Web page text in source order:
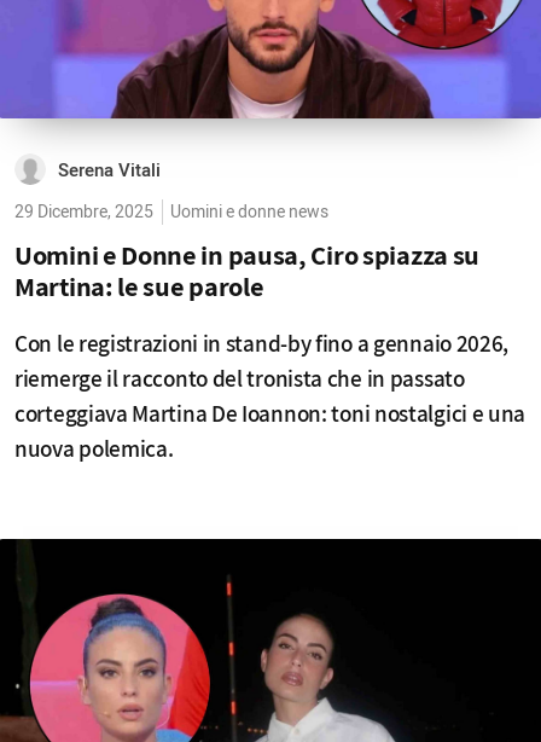
Serena Vitali
29 Dicembre, 2025 Uomini e donne news
Uomini e Donne in pausa, Ciro spiazza su
Martina: le sue parole
Con le registrazioni in stand-by fino a gennaio 2026,
riemerge il racconto del tronista che in passato
corteggiava Martina De Ioannon: toni nostalgici e una
nuova polemica.